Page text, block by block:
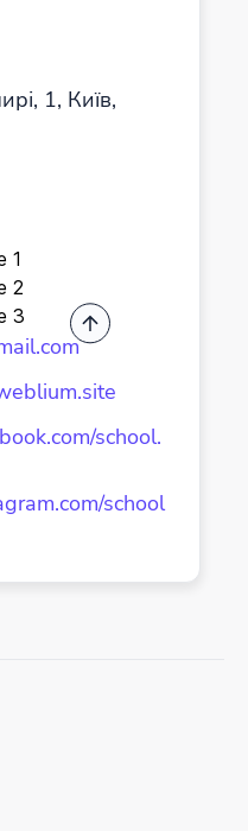
1, Київ,
1
2
3
school.
school